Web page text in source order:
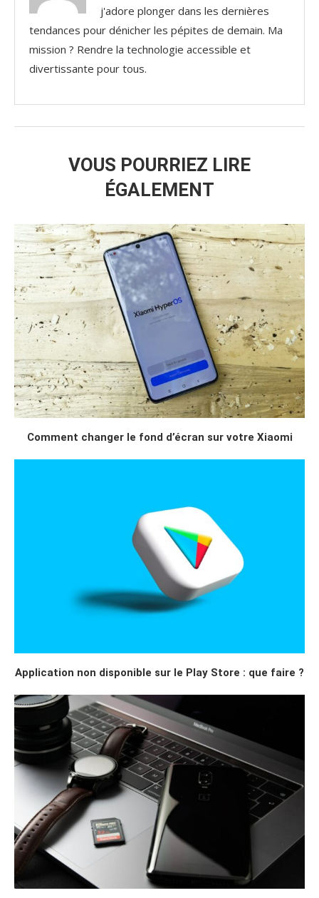
j'adore plonger dans les dernières
tendances pour dénicher les pépites de demain. Ma
mission ? Rendre la technologie accessible et
divertissante pour tous.
VOUS POURRIEZ LIRE
ÉGALEMENT
Comment changer le fond d’écran sur votre Xiaomi
Application non disponible sur le Play Store : que faire ?